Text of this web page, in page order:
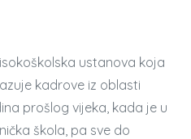
ustanova koja
kadrove iz oblasti
prošlog vijeka, kada je u
škola, pa sve do